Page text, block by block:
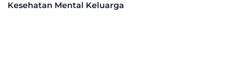
Kesehatan Mental Keluarga